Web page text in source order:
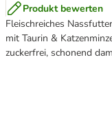
Produkt bewerten
Fleischreiches
mit Taurin &
zuckerfrei, schonend